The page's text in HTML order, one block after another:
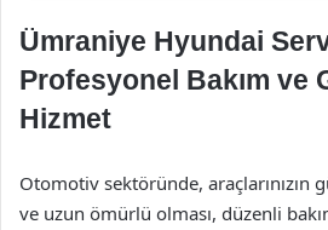
Ümraniye Hyundai
Profesyonel Bakım ve
Hizmet
Otomotiv sektöründe, araçlarınızın
ve uzun ömürlü olması, düzenli